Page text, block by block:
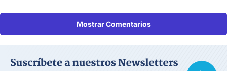
Mostrar Comentarios